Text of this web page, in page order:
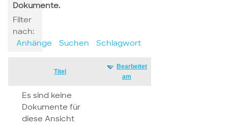
Dokumente.
Filter
nach:
Anhänge
Suchen Schlagwort
Titel
Bearbeitet
am
Es sind keine
Dokumente für
diese Ansicht